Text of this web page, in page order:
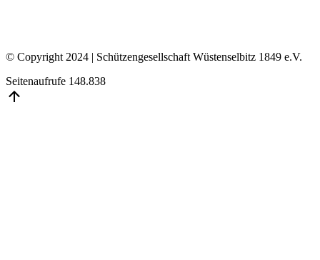
© Copyright 2024 | Schützengesellschaft Wüstenselbitz 1849 e.V.
Seitenaufrufe 148.838